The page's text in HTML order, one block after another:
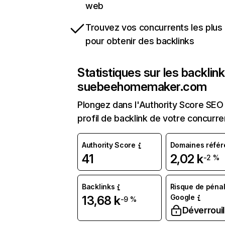
web
Trouvez vos concurrents les
pour obtenir des backlinks
Statistiques sur les
suebeehomemaker.com
Plongez dans l'Authority Score
profil de backlink de votre
Authority Score
41
Domaines
2,02 k-2 %
Backlinks
13,68 k-9 %
Risque de
Google